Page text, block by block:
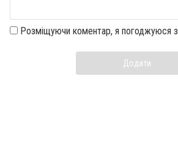
Розміщуючи коментар, я погоджуюся з
Додати